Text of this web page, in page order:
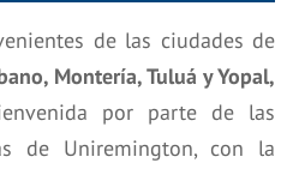
de las ciudades de
Montería, Tuluá y Yopal,
por parte de las
de Uniremington, con la